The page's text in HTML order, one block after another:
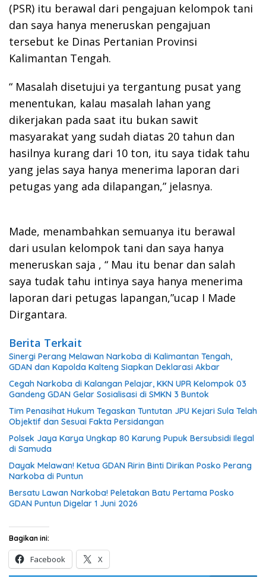
(PSR) itu berawal dari pengajuan kelompok tani
dan saya hanya meneruskan pengajuan
tersebut ke Dinas Pertanian Provinsi
Kalimantan Tengah.
“ Masalah disetujui ya tergantung pusat yang
menentukan, kalau masalah lahan yang
dikerjakan pada saat itu bukan sawit
masyarakat yang sudah diatas 20 tahun dan
hasilnya kurang dari 10 ton, itu saya tidak tahu
yang jelas saya hanya menerima laporan dari
petugas yang ada dilapangan,” jelasnya.
Made, menambahkan semuanya itu berawal
dari usulan kelompok tani dan saya hanya
meneruskan saja , “ Mau itu benar dan salah
saya tudak tahu intinya saya hanya menerima
laporan dari petugas lapangan,”ucap I Made
Dirgantara.
Berita Terkait
Sinergi Perang Melawan Narkoba di Kalimantan Tengah,
GDAN dan Kapolda Kalteng Siapkan Deklarasi Akbar
Cegah Narkoba di Kalangan Pelajar, KKN UPR Kelompok 03
Gandeng GDAN Gelar Sosialisasi di SMKN 3 Buntok
Tim Penasihat Hukum Tegaskan Tuntutan JPU Kejari Sula Telah
Objektif dan Sesuai Fakta Persidangan
Polsek Jaya Karya Ungkap 80 Karung Pupuk Bersubsidi Ilegal
di Samuda
Dayak Melawan! Ketua GDAN Ririn Binti Dirikan Posko Perang
Narkoba di Puntun
Bersatu Lawan Narkoba! Peletakan Batu Pertama Posko
GDAN Puntun Digelar 1 Juni 2026
Bagikan ini:
Facebook X